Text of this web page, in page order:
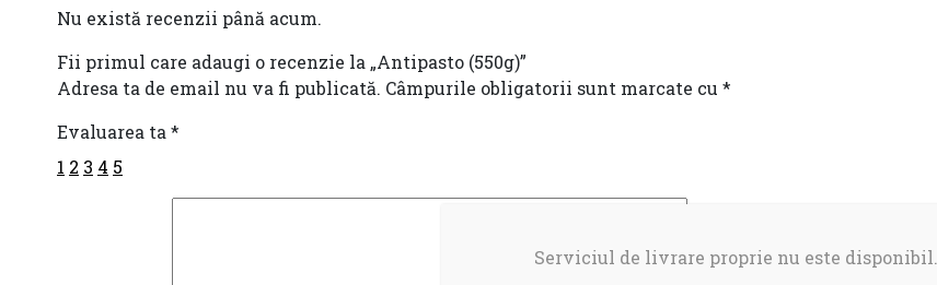
Nu există recenzii până acum.
Fii primul care adaugi o recenzie la „Antipasto (550g)”
Adresa ta de email nu va fi publicată. Câmpurile obligatorii sunt marcate cu *
Evaluarea ta *
1 2 3 4 5
Serviciul de livrare proprie nu este disponibil.